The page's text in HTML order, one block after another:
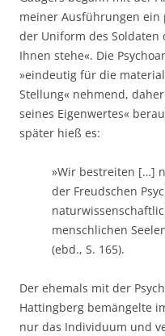
meiner Ausführungen
der Uniform des Soldaten
Ihnen stehe«. Die
»eindeutig für die
Stellung« nehmend,
seines Eigenwertes«
später hieß es:
»Wir bestreiten […]
der Freudschen
menschlichen
(ebd., S. 165).
Der ehemals mit der
Hattingberg bemängelte
nur das Individuum und